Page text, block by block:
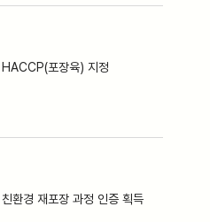
포장육) 지정
환경 재포장 과정 인증 획득